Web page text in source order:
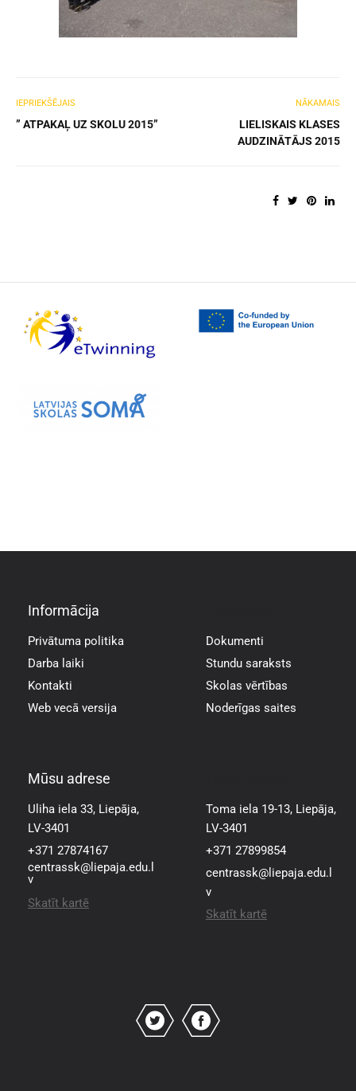
IEPRIEKŠĒJAIS
” ATPAKAĻ UZ SKOLU 2015”
NĀKAMAIS
LIELISKAIS KLASES
AUDZINĀTĀJS 2015
Informācija
Privātuma politika
Darba laiki
Kontakti
Web vecā versija
Dokumenti
Stundu saraksts
Skolas vērtības
Noderīgas saites
Mūsu adrese
Uliha iela 33, Liepāja,
LV-3401
+371 27874167
centrassk@liepaja.edu.l
v
Skatīt kartē
Toma iela 19-13, Liepāja,
LV-3401
+371 27899854
centrassk@liepaja.edu.l
v
Skatīt kartē